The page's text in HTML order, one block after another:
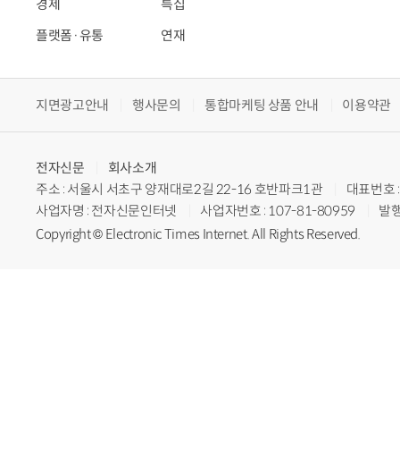
경제
플랫폼·유통
특집
연재
지면광고안내 행사문의 통합마케팅 상품 안내 이용약관
전자신문
회사소개
주소 : 서울시 서초구 양재대로2길 22-16 호반파크1관
대표번
사업자명 : 전자신문인터넷
사업자번호 : 107-81-80959
발
Copyright © Electronic Times Internet. All Rights Reserved.